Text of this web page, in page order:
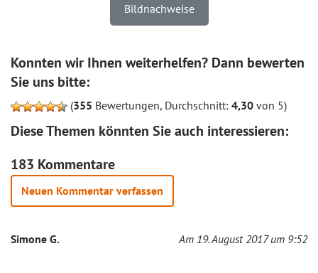
Bildnachweise
Konnten wir Ihnen weiterhelfen? Dann bewerten
Sie uns bitte:
(355 Bewertungen, Durchschnitt: 4,30 von 5)
Diese Themen könnten Sie auch interessieren:
183 Kommentare
Neuen Kommentar verfassen
Simone G. Am 19. August 2017 um 9:52